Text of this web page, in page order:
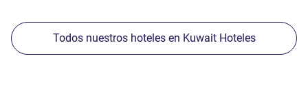
Todos nuestros hoteles en Kuwait Hoteles